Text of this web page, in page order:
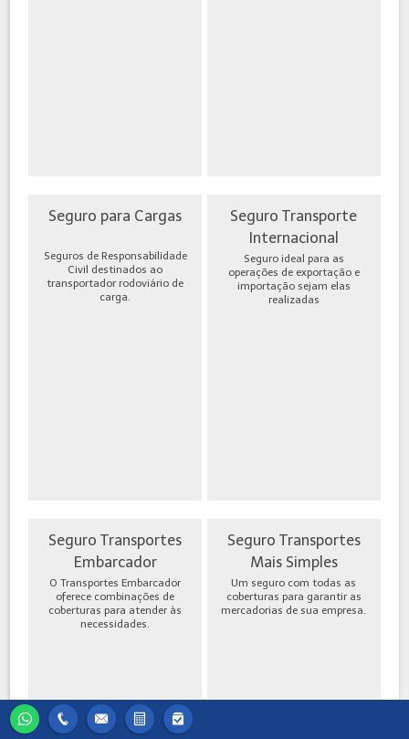
Seguro para Cargas
Seguros de Responsabilidade
Civil destinados ao
transportador rodoviário de
carga.
Seguro Transporte
Internacional
Seguro ideal para as
operações de exportação e
importação sejam elas
realizadas
Seguro Transportes
Embarcador
O Transportes Embarcador
oferece combinações de
coberturas para atender às
necessidades.
Seguro Transportes
Mais Simples
Um seguro com todas as
coberturas para garantir as
mercadorias de sua empresa.